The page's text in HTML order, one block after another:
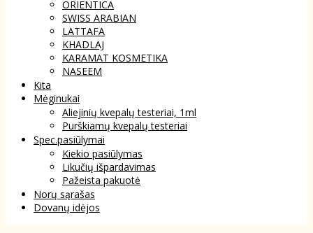
ORIENTICA
SWISS ARABIAN
LATTAFA
KHADLAJ
KARAMAT KOSMETIKA
NASEEM
Kita
Mėginukai
Aliejinių kvepalų testeriai, 1ml
Purškiamų kvepalų testeriai
Spec.pasiūlymai
Kiekio pasiūlymas
Likučių išpardavimas
Pažeista pakuotė
Norų sąrašas
Dovanų idėjos